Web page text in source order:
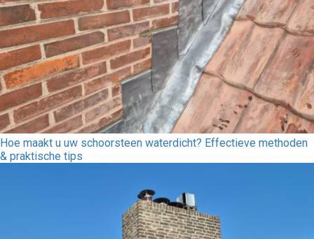
Hoe maakt u uw schoorsteen waterdicht? Effectieve methoden
& praktische tips